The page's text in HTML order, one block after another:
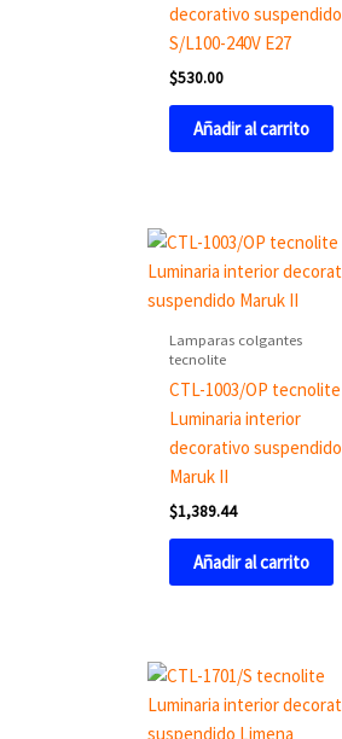
decorativo suspendido
S/L100-240V E27
$530.00
Añadir al carrito
Lamparas colgantes
tecnolite
CTL-1003/OP tecnolite
Luminaria interior
decorativo suspendido
Maruk II
$1,389.44
Añadir al carrito